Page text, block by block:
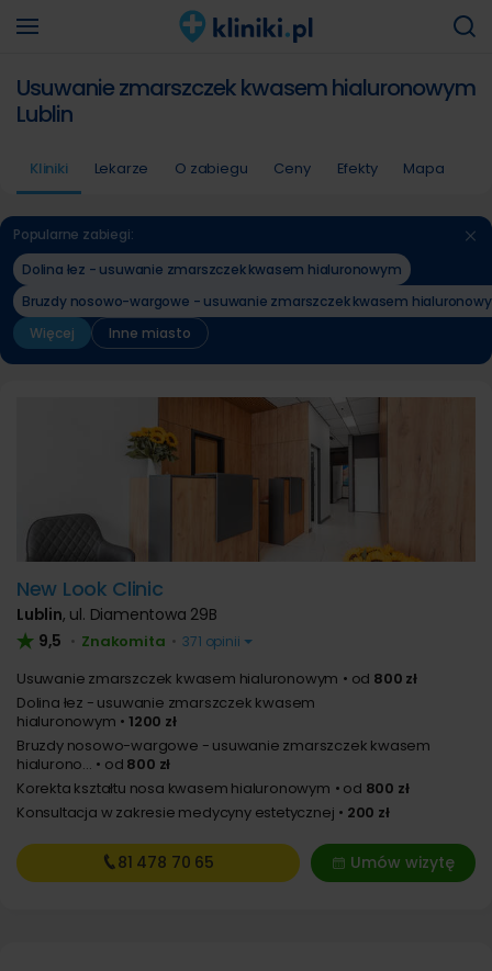
Usuwanie zmarszczek kwasem hialuronowym
Lublin
Kliniki Lekarze O zabiegu Ceny Efekty Mapa
Popularne zabiegi:
Dolina łez - usuwanie zmarszczek kwasem hialuronowym
Bruzdy nosowo-wargowe - usuwanie zmarszczek kwasem
Więcej
Inne miasto
New Look Clinic
Lublin, ul. Diamentowa 29B
9,5 • Znakomita • 371 opinii
Usuwanie zmarszczek kwasem hialuronowym od 800 zł
Dolina łez - usuwanie zmarszczek kwasem
hialuronowym
1200 zł
Bruzdy nosowo-wargowe - usuwanie zmarszczek kwasem
hialurono...
od 800 zł
Korekta kształtu nosa kwasem hialuronowym
od 800 zł
Konsultacja w zakresie medycyny estetycznej
200 zł
Umów wizytę
81 478 70 65